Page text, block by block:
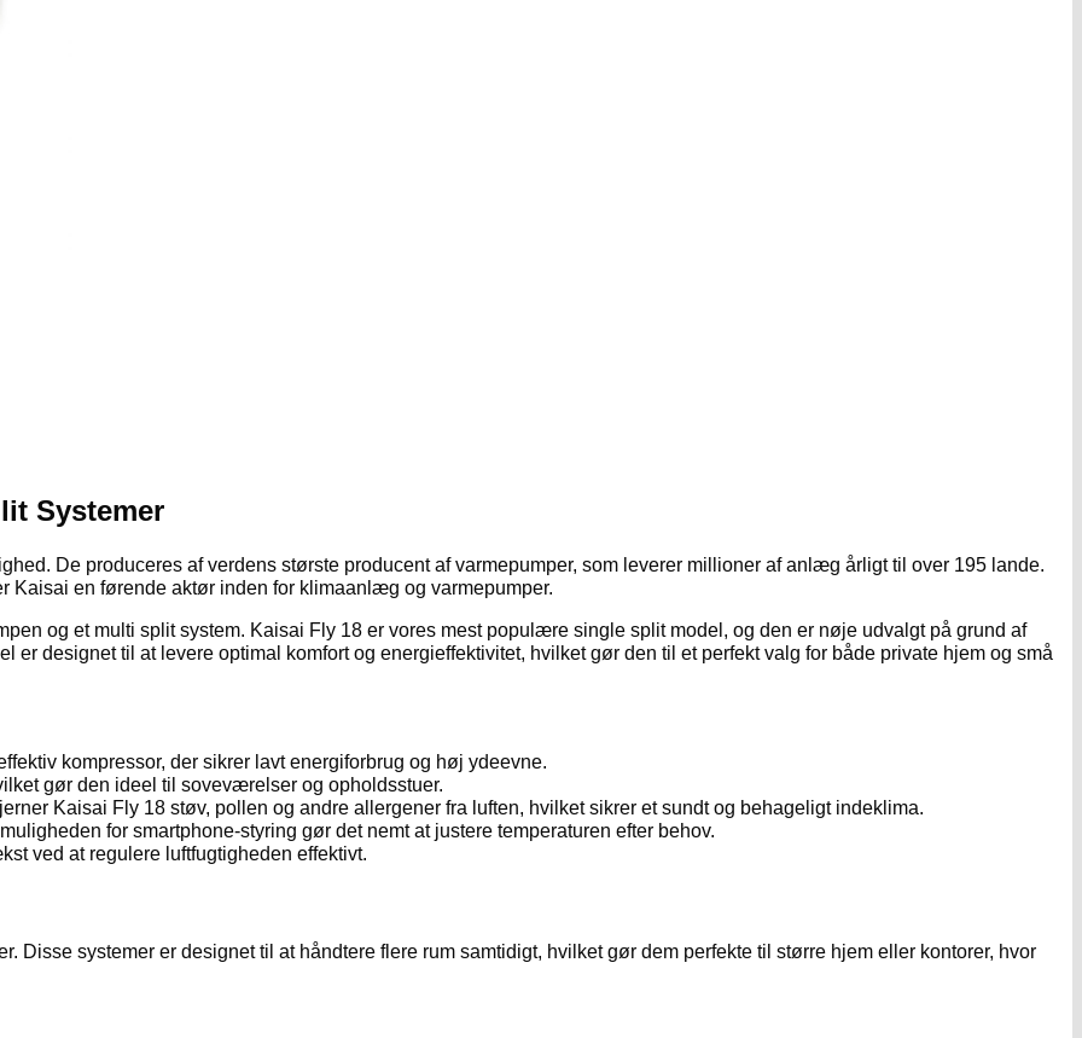
Systemer
De produceres af verdens største producent af varmepumper, som leverer millioner af anlæg årligt til over 195 lande.
Kaisai en førende aktør inden for klimaanlæg og varmepumper.
og et multi split system. Kaisai Fly 18 er vores mest populære single split model, og den er nøje udvalgt på grund af
er designet til at levere optimal komfort og energieffektivitet, hvilket gør den til et perfekt valg for både private hjem og små
kompressor, der sikrer lavt energiforbrug og høj ydeevne.
gør den ideel til soveværelser og opholdsstuer.
Kaisai Fly 18 støv, pollen og andre allergener fra luften, hvilket sikrer et sundt og behageligt indeklima.
for smartphone-styring gør det nemt at justere temperaturen efter behov.
ved at regulere luftfugtigheden effektivt.
Disse systemer er designet til at håndtere flere rum samtidigt, hvilket gør dem perfekte til større hjem eller kontorer, hvor